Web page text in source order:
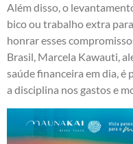
Além disso, o
bico ou trabalho extra
honrar esses
Brasil, Marcela Kawauti,
saúde financeira em dia,
a disciplina nos gastos e